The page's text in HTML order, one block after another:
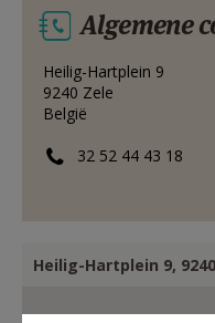
ZOEKEN
HULP
MIJN
AANMELDEN
Algemene
Heilig-Hartplein 9
9240 Zele
België
32 52 44 43 18
Heilig-Hartplein 9,